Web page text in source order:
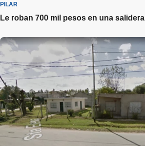
PILAR
Le roban 700 mil pesos en una salidera